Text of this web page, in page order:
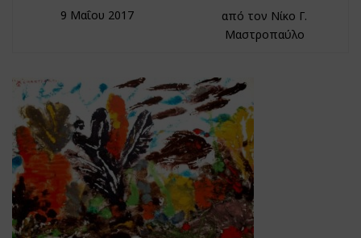
9 Μαΐου 2017
από τον Νίκο Γ.
Μαστροπαύλο